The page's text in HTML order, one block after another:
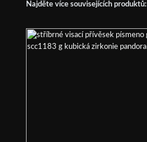
Najděte více souvisejících produktů: